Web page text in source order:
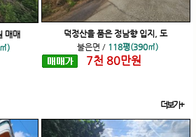
매매
)
덕정산을 품은 정남향 입지, 도
불은면 / 118평(390㎡)
7천 80만원
더보기+